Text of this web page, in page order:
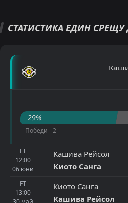
СТАТИСТИКА ЕДИН СРЕЩУ
29%
Победи - 2
FT
12:00
06 юни
Кaшивa Рeйcoл
Киото Санга
FT
13:00
30 май
Киото Санга
Кaшивa Рeйcoл